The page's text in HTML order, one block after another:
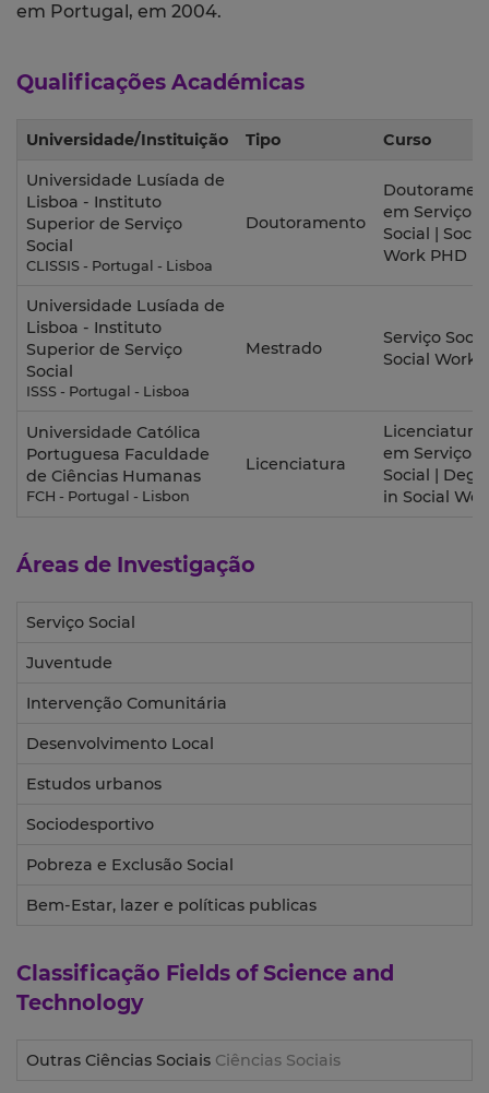
em Portugal, em 2004.
Qualificações Académicas
Universidade/Instituição Tipo Curso
Universidade Lusíada de
Lisboa - Instituto
Superior de Serviço
Social
CLISSIS - Portugal - Lisboa
Doutoramento
em Serviço
Social | Social
Work PHD
Universidade Lusíada de
Lisboa - Instituto
Superior de Serviço
Social
ISSS - Portugal - Lisboa
Mestrado
Serviço
Social Work
Universidade Católica
Portuguesa Faculdade
de Ciências Humanas
FCH - Portugal - Lisbon
Licenciatura
Licenciatura
em Serviço
Social |
in Social
Áreas de Investigação
Serviço Social
Juventude
Intervenção Comunitária
Desenvolvimento Local
Estudos urbanos
Sociodesportivo
Pobreza e Exclusão Social
Bem-Estar, lazer e políticas publicas
Classificação Fields of Science and
Technology
Outras Ciências Sociais Ciências Sociais